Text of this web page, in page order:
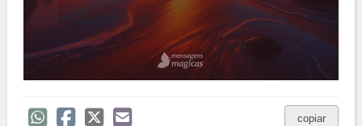
copiar